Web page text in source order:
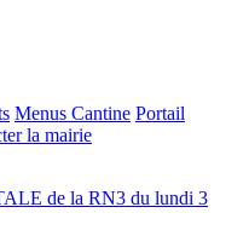
Menus Cantine Portail
la mairie
de la RN3 du lundi 3